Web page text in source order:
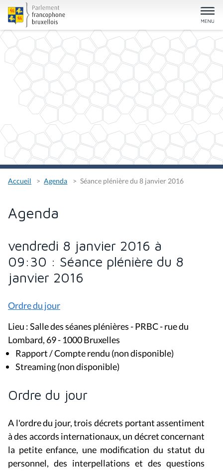
Accueil Agenda Séance plénière du 8 janvier 2016
Agenda
vendredi 8 janvier 2016 à
09:30 : Séance plénière du 8
janvier 2016
Ordre du jour
Lieu : Salle des séanes plénières - PRBC - rue du
Lombard, 69 - 1000 Bruxelles
Rapport / Compte rendu (non disponible)
Streaming (non disponible)
Ordre du jour
A l'ordre du jour, trois décrets portant assentiment
à des accords internationaux, un décret concernant
la petite enfance, une modification du statut du
personnel, des interpellations et des questions